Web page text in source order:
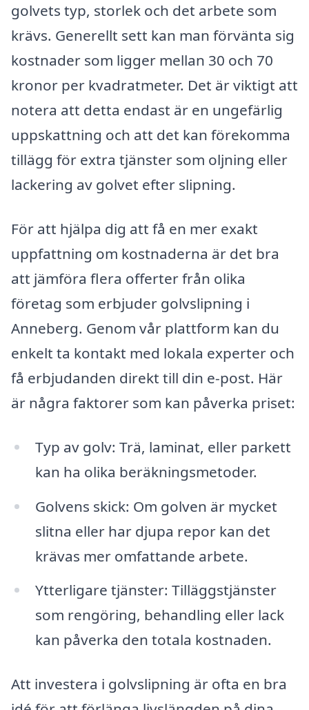
golvets typ, storlek och det arbete som
krävs. Generellt sett kan man förvänta sig
kostnader som ligger mellan 30 och 70
kronor per kvadratmeter. Det är viktigt att
notera att detta endast är en ungefärlig
uppskattning och att det kan förekomma
tillägg för extra tjänster som oljning eller
lackering av golvet efter slipning.
För att hjälpa dig att få en mer exakt
uppfattning om kostnaderna är det bra
att jämföra flera offerter från olika
företag som erbjuder golvslipning i
Anneberg. Genom vår plattform kan du
enkelt ta kontakt med lokala experter och
få erbjudanden direkt till din e-post. Här
är några faktorer som kan påverka priset:
Typ av golv: Trä, laminat, eller parkett
kan ha olika beräkningsmetoder.
Golvens skick: Om golven är mycket
slitna eller har djupa repor kan det
krävas mer omfattande arbete.
Ytterligare tjänster: Tilläggstjänster
som rengöring, behandling eller lack
kan påverka den totala kostnaden.
Att investera i golvslipning är ofta en bra